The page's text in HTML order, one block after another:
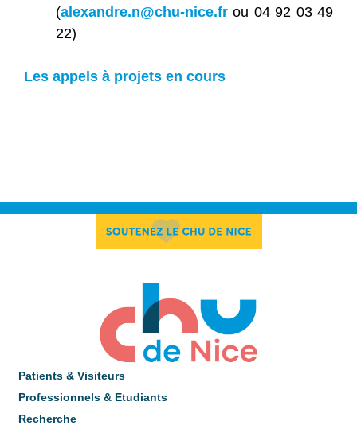
(alexandre.n@chu-nice.fr ou 04 92 03 49
22)
Les appels à projets en cours
Patients & Visiteurs
Professionnels & Etudiants
Recherche